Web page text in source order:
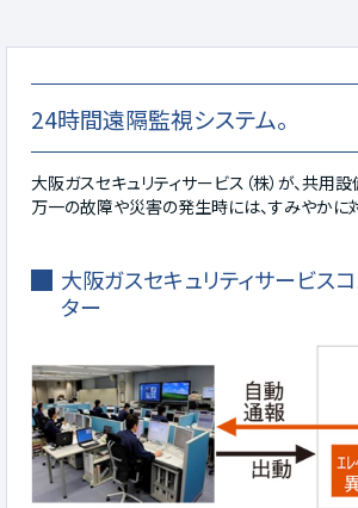
24時間遠隔監視システム。
大阪ガスセキュリティサービス（株）が、共用設
万一の故障や災害の発生時には、すみやかに
大阪ガスセキュリティサービス
ター